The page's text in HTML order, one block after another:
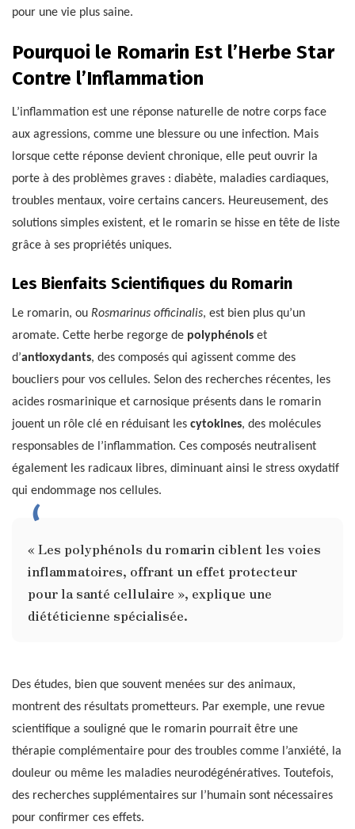
pour une vie plus saine.
Pourquoi le Romarin Est l’Herbe Star
Contre l’Inflammation
L’inflammation est une réponse naturelle de notre corps face
aux agressions, comme une blessure ou une infection. Mais
lorsque cette réponse devient chronique, elle peut ouvrir la
porte à des problèmes graves : diabète, maladies cardiaques,
troubles mentaux, voire certains cancers. Heureusement, des
solutions simples existent, et le romarin se hisse en tête de liste
grâce à ses propriétés uniques.
Les Bienfaits Scientifiques du Romarin
Le romarin, ou Rosmarinus officinalis, est bien plus qu’un
aromate. Cette herbe regorge de polyphénols et
d’antioxydants, des composés qui agissent comme des
boucliers pour vos cellules. Selon des recherches récentes, les
acides rosmarinique et carnosique présents dans le romarin
jouent un rôle clé en réduisant les cytokines, des molécules
responsables de l’inflammation. Ces composés neutralisent
également les radicaux libres, diminuant ainsi le stress oxydatif
qui endommage nos cellules.
« Les polyphénols du romarin ciblent les voies
inflammatoires, offrant un effet protecteur
pour la santé cellulaire », explique une
diététicienne spécialisée.
Des études, bien que souvent menées sur des animaux,
montrent des résultats prometteurs. Par exemple, une revue
scientifique a souligné que le romarin pourrait être une
thérapie complémentaire pour des troubles comme l’anxiété, la
douleur ou même les maladies neurodégénératives. Toutefois,
des recherches supplémentaires sur l’humain sont nécessaires
pour confirmer ces effets.